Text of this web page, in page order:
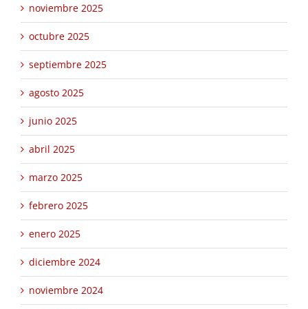
noviembre 2025
octubre 2025
septiembre 2025
agosto 2025
junio 2025
abril 2025
marzo 2025
febrero 2025
enero 2025
diciembre 2024
noviembre 2024